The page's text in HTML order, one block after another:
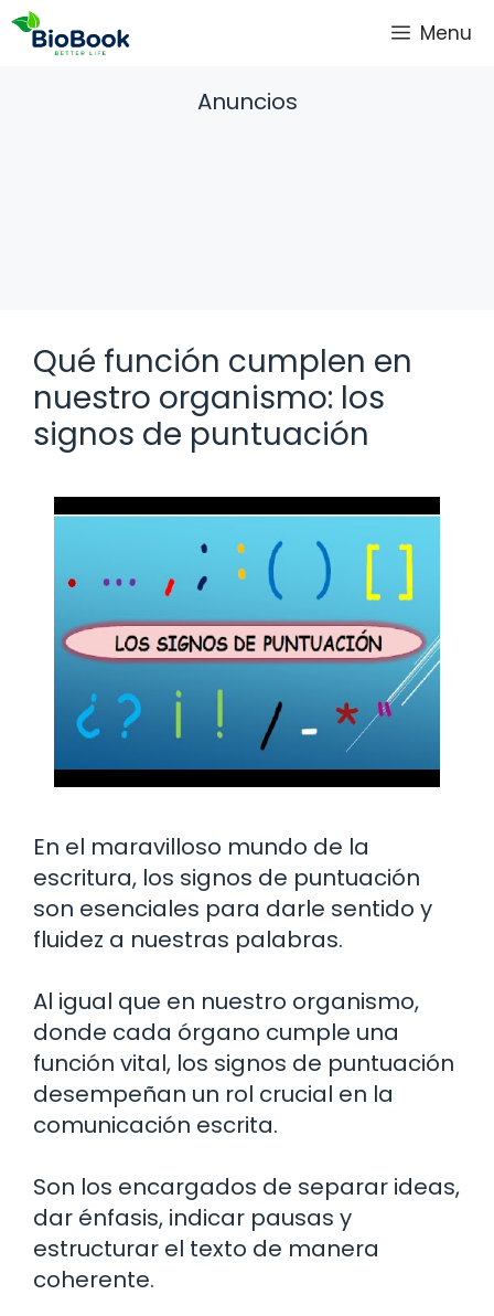
Saltar
Menu
Anuncios
Qué función cumplen en
nuestro organismo: los
signos de puntuación
En el maravilloso mundo de la
escritura, los signos de puntuación
son esenciales para darle sentido y
fluidez a nuestras palabras.
Al igual que en nuestro organismo,
donde cada órgano cumple una
función vital, los signos de puntuación
desempeñan un rol crucial en la
comunicación escrita.
Son los encargados de separar ideas,
dar énfasis, indicar pausas y
estructurar el texto de manera
coherente.